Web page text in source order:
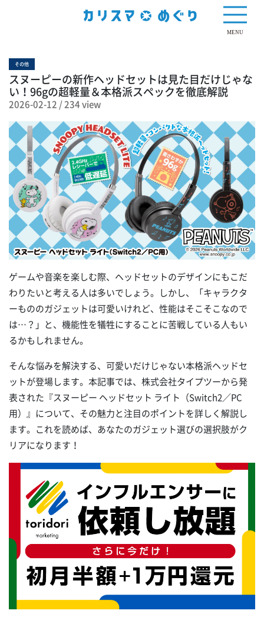
MENU
その他
スヌーピーの新作ヘッドセットは見た目だけじゃな
い！96gの超軽量＆本格派スペックを徹底解説
2026-02-12 /234 view
ゲームや音楽を楽しむ際、ヘッドセットのデザインにもこだ
わりたいと考える人は多いでしょう。しかし、「キャラクタ
ーもののガジェットは可愛いけれど、性能はそこそこなので
は…？」と、機能性を犠牲にすることに苦戦している人もい
るかもしれません。
そんな悩みを解決する、可愛いだけじゃない本格派ヘッドセ
ットが登場します。本記事では、株式会社タイプツーから発
表された『スヌーピー ヘッドセット ライト（Switch2／PC
用）』について、その魅力と注目のポイントを詳しく解説し
ます。これを読めば、あなたのガジェット選びの選択肢がク
リアになります！